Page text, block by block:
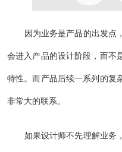
因为业务是产品的出发点
会进入产品的设计阶段，而不
特性。而产品后续一系列的复
非常大的联系。
如果设计师不先理解业务